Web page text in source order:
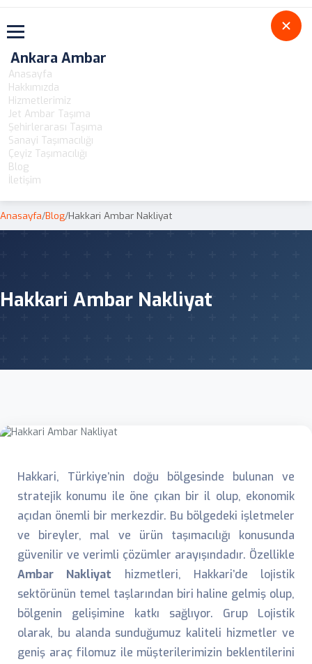
Toggle navigation
Ankara Ambar
Anasayfa
Hakkımızda
Hizmetlerimiz
Jet Ambar Taşıma
Şehirlerarası Taşıma
Sanayi Taşımacılığı
Çeyiz Taşımacılığı
Blog
İletişim
Anasayfa/Blog/Hakkari Ambar Nakliyat
Hakkari Ambar Nakliyat
Hakkari, Türkiye’nin doğu bölgesinde bulunan ve
stratejik konumu ile öne çıkan bir il olup, ekonomik
açıdan önemli bir merkezdir. Bu bölgedeki işletmeler
ve bireyler, mal ve ürün taşımacılığı konusunda
güvenilir ve verimli çözümler arayışındadır. Özellikle
Ambar Nakliyat hizmetleri, Hakkari’de lojistik
sektörünün temel taşlarından biri haline gelmiş olup,
bölgenin gelişimine katkı sağlıyor. Grup Lojistik
olarak, bu alanda sunduğumuz kaliteli hizmetler ve
geniş araç filomuz ile müşterilerimizin beklentilerini